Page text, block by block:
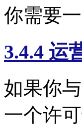
你需要
3.4.4 运
如果你
一个许可